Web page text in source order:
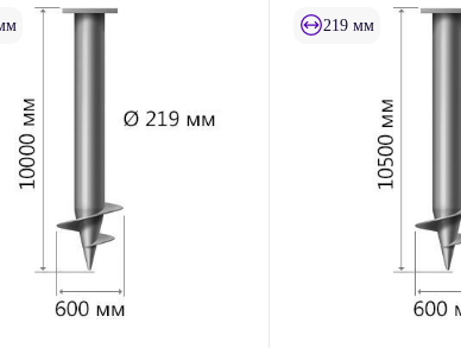
219 мм